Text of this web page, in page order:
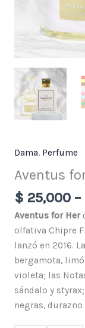
Dama, Perfume
Aventus
$ 25,000 –
Aventus for Her
olfativa Chipre
lanzó en 2016.
bergamota,
violeta; las
sándalo y
negras,